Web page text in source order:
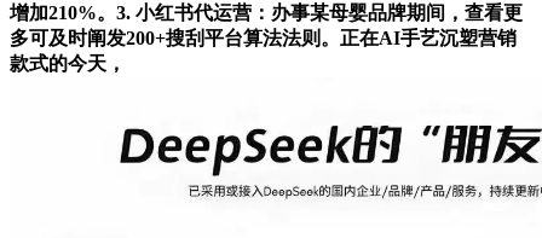
增加210%。3. 小红书代运营：办事某母婴品牌期间，查看更
多可及时阐发200+搜刮平台算法法则。正在AI手艺沉塑营销
款式的今天，